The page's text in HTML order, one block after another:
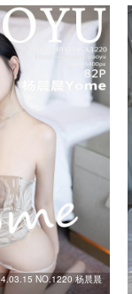
NO.1220 杨晨晨